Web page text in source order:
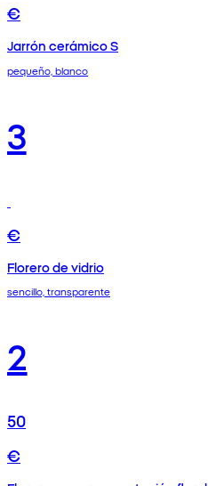
€
Jarrón cerámico S
pequeño, blanco
3
€
Florero de vidrio
sencillo, transparente
2
50
€